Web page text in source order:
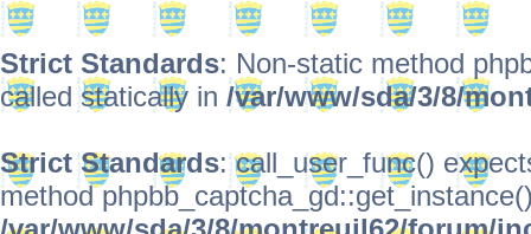
Strict Standards: Non-static method
called statically in /var/www/sda/3/8/
Strict Standards: call_user_func()
method